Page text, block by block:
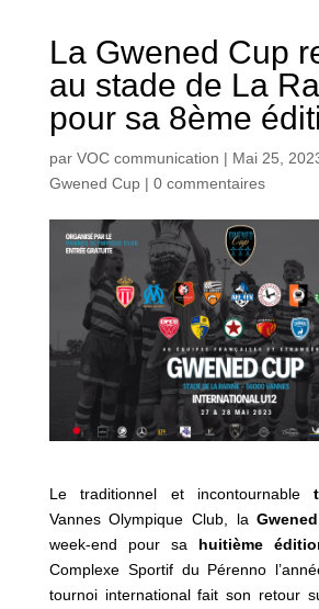
La Gwened Cup
au stade de La
pour sa 8ème
par VOC communication | Mai 25,
Gwened Cup| 0 commentaires
Le traditionnel et incontournable
Vannes Olympique Club, la
week-end pour sa huitième
Complexe Sportif du Pérenno
tournoi international fait son retour